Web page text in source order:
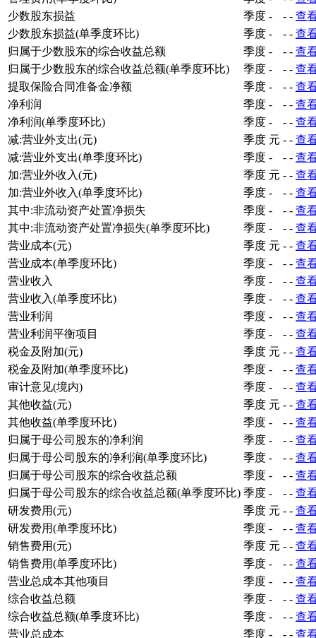
少数股东损益
季度 - - - 查
少数股东损益(单季度环比)
季度 - - - 查
归属于少数股东的综合收益总额
季度 - - - 查
归属于少数股东的综合收益总额(单季度环比)
季度 - - - 查
提取保险合同准备金净额
季度 - - - 查
净利润
季度 - - - 查
净利润(单季度环比)
季度 - - - 查
减:营业外支出(元)
季度 元 - - 查
减:营业外支出(单季度环比)
季度 - - - 查
加:营业外收入(元)
季度 元 - - 查
加:营业外收入(单季度环比)
季度 - - - 查
其中:非流动资产处置净损失
季度 - - - 查
其中:非流动资产处置净损失(单季度环比)
季度 - - - 查
营业成本(元)
季度 元 - - 查
营业成本(单季度环比)
季度 - - - 查
营业收入
季度 - - - 查
营业收入(单季度环比)
季度 - - - 查
营业利润
季度 - - - 查
营业利润平衡项目
季度 - - - 查
税金及附加(元)
季度 元 - - 查
税金及附加(单季度环比)
季度 - - - 查
审计意见(境内)
季度 - - - 查
其他收益(元)
季度 元 - - 查
其他收益(单季度环比)
季度 - - - 查
归属于母公司股东的净利润
季度 - - - 查
归属于母公司股东的净利润(单季度环比)
季度 - - - 查
归属于母公司股东的综合收益总额
季度 - - - 查
归属于母公司股东的综合收益总额(单季度环比) 季度 - - - 查
研发费用(元)
季度 元 - - 查
研发费用(单季度环比)
季度 - - - 查
销售费用(元)
季度 元 - - 查
销售费用(单季度环比)
季度 - - - 查
营业总成本其他项目
季度 - - - 查
综合收益总额
季度 - - - 查
综合收益总额(单季度环比)
季度 - - - 查
营业总成本
季度 - - - 查